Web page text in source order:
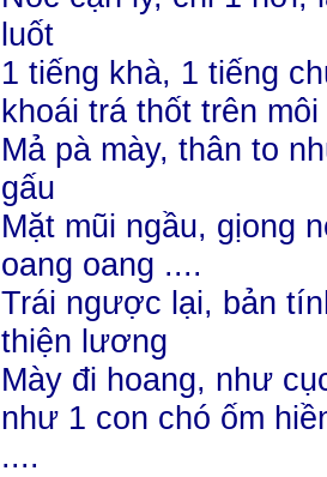
luốt
1 tiếng khà, 1 tiếng
khoái trá thốt trên
Mả pà mày, thân to
gấu
Mặt mũi ngầu, gịong
oang oang ....
Trái ngược lại, bản
thiện lương
Mày đi hoang, như
như 1 con chó ốm
....